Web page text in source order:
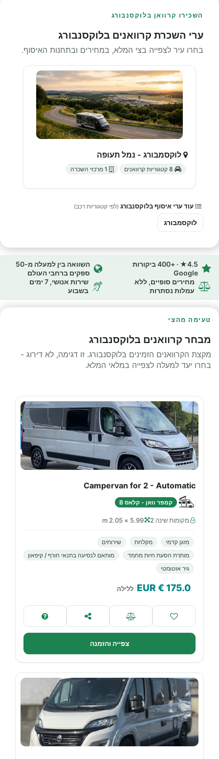
השכירו קרוואן בלוקסנבורג
ערי השכרת קרוואנים בלוקסנבורג
בחרו עיר לצפייה בצי המלא, במחירים ובתחנות האיסוף.
לוקסמבורג - נמל תעופה
עוד ערי איסוף בלוקסנבורג (לפי קטגוריות רכב)
לוקסמבורג
4.5★ · +400 ביקורות
Google
השוואה בין למעלה מ-50
ספקים ברחבי העולם
מחירים סופיים, ללא
עמלות נסתרות
שירות אנושי, 7 ימים
בשבוע
טעימה מהצי
מבחר קרוואנים בלוקסנבורג
מקצת הקרוואנים הזמינים בלוקסנבורג. זו דגימה, לא דירוג -
בחרו יעד למעלה לצפייה במלאי המלא.
Campervan for 2 - Automatic
קמפר וואן - קלאס B
מקומות שינה 2 5.99 × 2.05 m
מזגן קדמי מקלחת
שירותים
מותרת הסעת חיות מחמד
מותאם לנסיעה בתנאי חורף / קיפאון
גיר אוטומטי
175.0
€ EUR ללילה
צפייה והזמנה